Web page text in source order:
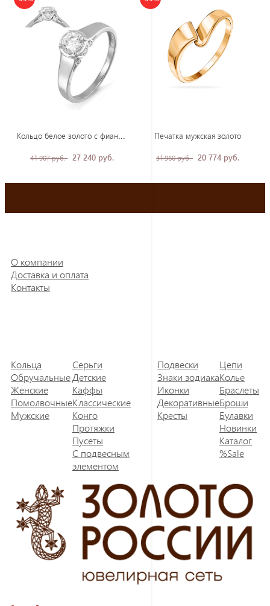
41 907 руб. 27 240 руб.
Печатка мужская золото
31 960 руб. 20 774 руб.
О компании
Доставка и оплата
Контакты
Кольца
Обручальные
Женские
Помолвочные
Мужские
Серьги
Детские
Каффы
Классические
Конго
Протяжки
Пусеты
С подвесным
элементом
Подвески
Знаки зодиака
Иконки
Декоративные
Кресты
Цепи
Колье
Браслеты
Броши
Булавки
Новинки
Каталог
%Sale